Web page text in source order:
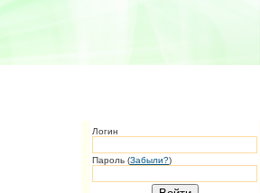
Логин
Пароль (Забыли?)